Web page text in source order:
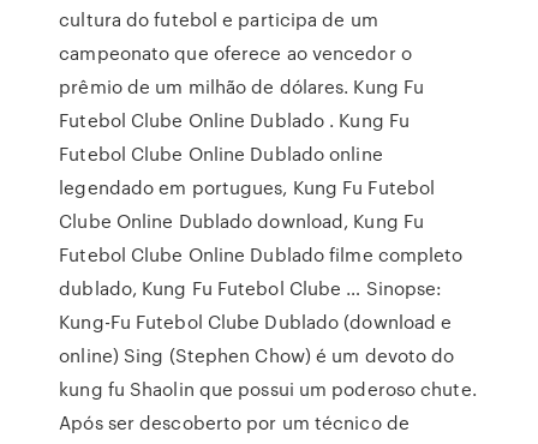
cultura do futebol e participa de um
campeonato que oferece ao vencedor o
prêmio de um milhão de dólares. Kung Fu
Futebol Clube Online Dublado . Kung Fu
Futebol Clube Online Dublado online
legendado em portugues, Kung Fu Futebol
Clube Online Dublado download, Kung Fu
Futebol Clube Online Dublado filme completo
dublado, Kung Fu Futebol Clube … Sinopse:
Kung-Fu Futebol Clube Dublado (download e
online) Sing (Stephen Chow) é um devoto do
kung fu Shaolin que possui um poderoso chute.
Após ser descoberto por um técnico de